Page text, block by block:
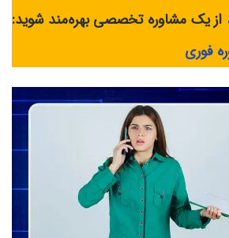
یک مشاوره تخصصی بهره‌مند شوید:
فوری